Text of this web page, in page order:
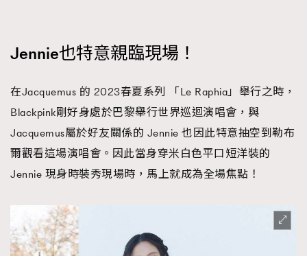
Jennie也特意親臨現場！
在Jacquemus 的 2023春夏系列 「Le Raphia」舉行之時，
Blackpink剛好身處於巴黎舉行世界巡迴演唱會，與
Jacquemus屬於好友關係的 Jennie 也因此特意抽空到勒布
爾觀看這場演唱會。因此當身穿米白色平口短洋裝的
Jennie 現身時裝秀現場時，馬上就成為全場焦點！